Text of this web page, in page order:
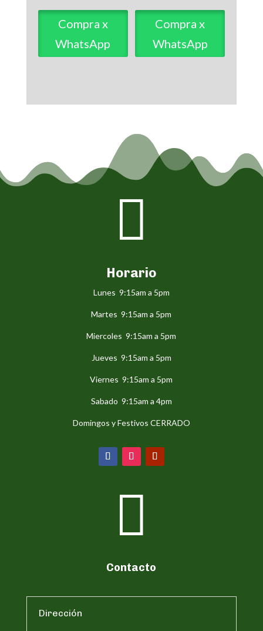
Compra x
WhatsApp
Compra x
WhatsApp

Horario
Lunes 9:15am a 5pm
Martes 9:15am a 5pm
Miercoles 9:15am a 5pm
Jueves 9:15am a 5pm
Viernes 9:15am a 5pm
Sabado 9:15am a 4pm
Domingos y Festivos CERRADO

Contacto
Dirección